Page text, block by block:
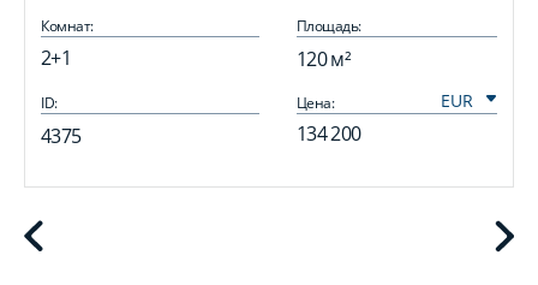
Комнат:
2+1
Площадь:
120 м²
ID:
4375
Цена:
134 200